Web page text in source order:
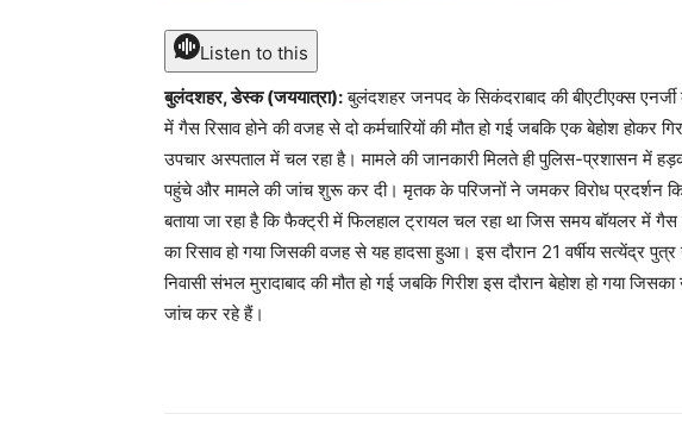
Listen to this
बुलंदशहर, डेस्क (जययात्रा):बुलंदशहर जनपद के सिकंदराबाद की बीएटीएक्स एनर्जी
में गैस रिसाव होने की वजह से दो कर्मचारियों की मौत हो गई जबकि एक बेहोश होकर
उपचार अस्पताल में चल रहा है। मामले की जानकारी मिलते ही पुलिस-प्रशासन में
पहुंचे और मामले की जांच शुरू कर दी। मृतक के परिजनों ने जमकर विरोध प्रदर्शन
बताया जा रहा है कि फैक्ट्री में फिलहाल ट्रायल चल रहा था जिस समय बॉयलर में
का रिसाव हो गया जिसकी वजह से यह हादसा हुआ। इस दौरान 21 वर्षीय सत्येंद्र
निवासी संभल मुरादाबाद की मौत हो गई जबकि गिरीश इस दौरान बेहोश हो गया
जांच कर रहे हैं।